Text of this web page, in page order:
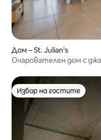
Дом – St. Julian's
Очарователен дом с
Избор на гостите
Избор на гостите